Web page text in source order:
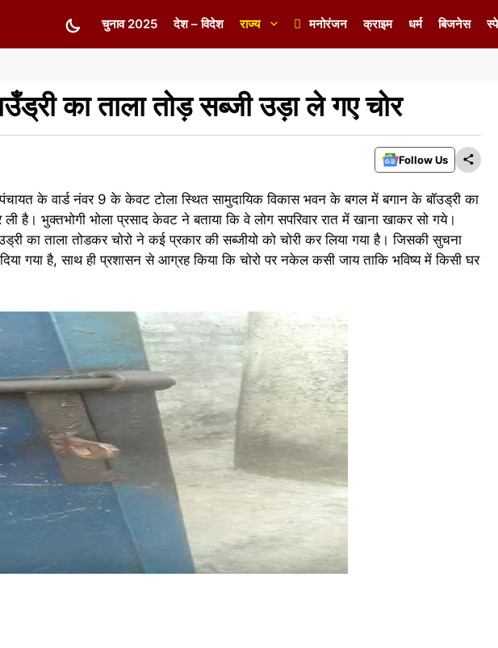
चुनाव 2025 देश – विदेश राज्य मनोरंजन क्राइम धर्म बिजनेस
का ताला तोड़ सब्जी उड़ा ले गए चोर
Follow Us
पंचायत के वार्ड नंवर 9 के केवट टोला स्थित सामुदायिक विकास भवन के बगल में बगान के बॉउड्री का
ली है। भुक्तभोगी भोला प्रसाद केवट ने बताया कि वे लोग सपरिवार रात में खाना खाकर सो गये।
का ताला तोडकर चोरो ने कई प्रकार की सब्जीयो को चोरी कर लिया गया है। जिसकी सुचना
गया है, साथ ही प्रशासन से आग्रह किया कि चोरो पर नकेल कसी जाय ताकि भविष्य में किसी घर